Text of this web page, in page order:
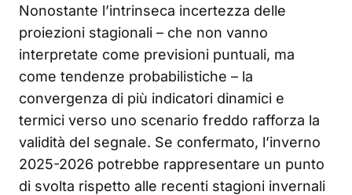
Nonostante l’intrinseca incertezza delle
proiezioni stagionali – che non vanno
interpretate come previsioni puntuali, ma
come tendenze probabilistiche – la
convergenza di più indicatori dinamici e
termici verso uno scenario freddo rafforza la
validità del segnale. Se confermato, l’inverno
2025-2026 potrebbe rappresentare un punto
di svolta rispetto alle recenti stagioni invernali